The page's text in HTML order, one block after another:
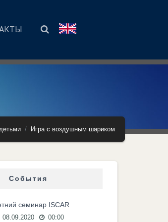
Игра с воздушным шариком
События
семинар ISCAR
08.09.2020 00:00